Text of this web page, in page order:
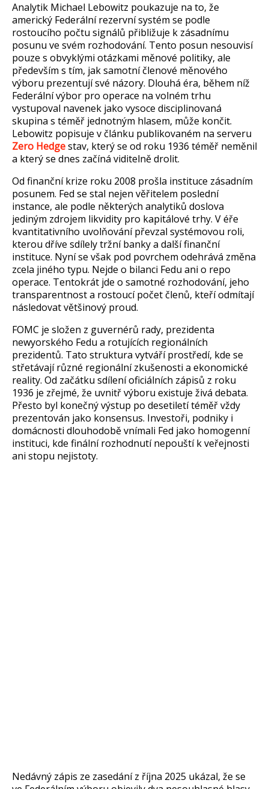
Analytik Michael Lebowitz poukazuje na to, že
americký Federální rezervní systém se podle
rostoucího počtu signálů přibližuje k zásadnímu
posunu ve svém rozhodování. Tento posun nesouvisí
pouze s obvyklými otázkami měnové politiky, ale
především s tím, jak samotníčlenové měnového
výboru prezentují své názory. Dlouhá éra, během níž
Federální výbor pro operace na volném trhu
vystupoval navenek jako vysoce disciplinovaná
skupina s téměř jednotným hlasem, může končit.
Lebowitz popisuje v článku publikovaném na serveru
Zero Hedgestav, který se od roku 1936 téměř neměnil
a který se dnes začíná viditelně drolit.
Od finanční krize roku 2008 prošla instituce zásadním
posunem. Fed se stal nejen věřitelem poslední
instance, ale podle některých analytiků doslova
jediným zdrojem likvidity pro kapitálové trhy. V éře
kvantitativního uvolňování převzal systémovou roli,
kterou dříve sdílely tržní banky a další finanční
instituce. Nyní se však pod povrchem odehrává změna
zcela jiného typu. Nejde o bilanci Fedu ani o repo
operace. Tentokrát jde o samotné rozhodování, jeho
transparentnost a rostoucí počet členů, kteří odmítají
následovat většinový proud.
FOMC je složen z guvernérů rady, prezidenta
newyorského Fedu a rotujících regionálních
prezidentů. Tato struktura vytváří prostředí, kde se
střetávají různé regionální zkušenosti a ekonomické
reality. Od začátku sdílení oficiálních zápisů z roku
1936 je zřejmé, že uvnitř výboru existuje živá debata.
Přesto byl konečný výstup po desetiletí téměř vždy
prezentován jako konsensus. Investoři, podniky i
domácnosti dlouhodobě vnímali Fed jako homogenní
instituci, kde finální rozhodnutí nepouští k veřejnosti
ani stopu nejistoty.
Nedávný zápis ze zasedání z října 2025 ukázal, že se